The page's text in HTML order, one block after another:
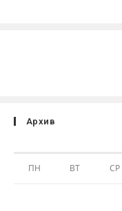
Архив
ПН ВТ СР